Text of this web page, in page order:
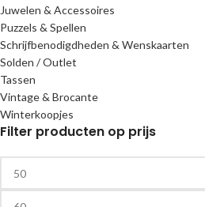
Juwelen & Accessoires
Puzzels & Spellen
Schrijfbenodigdheden & Wenskaarten
Solden / Outlet
Tassen
Vintage & Brocante
Winterkoopjes
Filter producten op prijs